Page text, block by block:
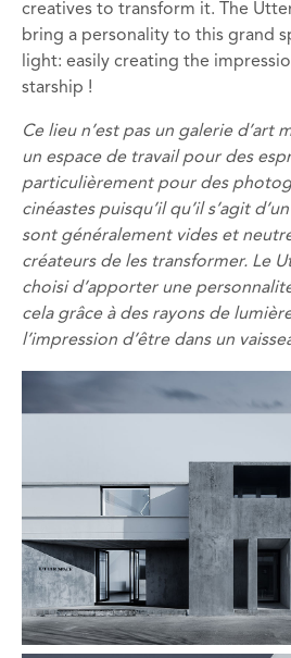
creatives to transform it. The
bring a personality to this grand
light: easily creating the
starship !
Ce lieu n’est pas un galerie d’art
un espace de travail pour des
particulièrement pour des
cinéastes puisqu’il qu’il s’agit
sont généralement vides et
créateurs de les transformer. Le
choisi d’apporter une
cela grâce à des rayons de
l’impression d’être dans un